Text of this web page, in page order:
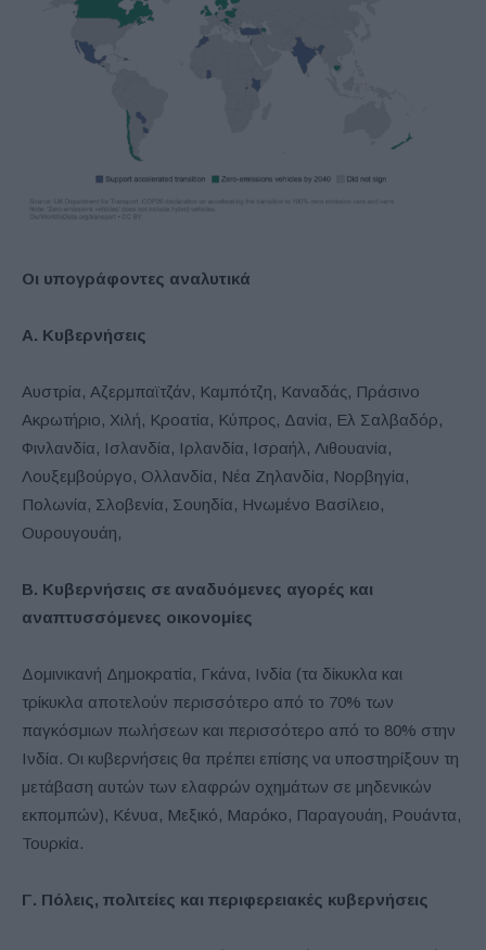
Οι υπογράφοντες αναλυτικά
Α. Κυβερνήσεις
Αυστρία, Αζερμπαϊτζάν, Καμπότζη, Καναδάς, Πράσινο
Ακρωτήριο, Χιλή, Κροατία, Κύπρος, Δανία, Ελ Σαλβαδόρ,
Φινλανδία, Ισλανδία, Ιρλανδία, Ισραήλ, Λιθουανία,
Λουξεμβούργο, Ολλανδία, Νέα Ζηλανδία, Νορβηγία,
Πολωνία, Σλοβενία, Σουηδία, Ηνωμένο Βασίλειο,
Ουρουγουάη,
Β. Κυβερνήσεις σε αναδυόμενες αγορές και
αναπτυσσόμενες οικονομίες
Δομινικανή Δημοκρατία, Γκάνα, Ινδία (τα δίκυκλα και
τρίκυκλα αποτελούν περισσότερο από το 70% των
παγκόσμιων πωλήσεων και περισσότερο από το 80% στην
Ινδία. Οι κυβερνήσεις θα πρέπει επίσης να υποστηρίξουν τη
μετάβαση αυτών των ελαφρών οχημάτων σε μηδενικών
εκπομπών), Κένυα, Μεξικό, Μαρόκο, Παραγουάη, Ρουάντα,
Τουρκία.
Γ. Πόλεις, πολιτείες και περιφερειακές κυβερνήσεις